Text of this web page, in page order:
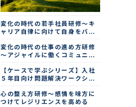
変化の時代の若手社員研修～キ
ャリア自律に向けて自身をバー
変化の時代の仕事の進め方研修
～アジャイルに働くコミュニケ
【ケースで学ぶシリーズ】入社
５年目向け問題解決ワークショ
心の整え方研修～感情を味方に
つけてレジリエンスを高める